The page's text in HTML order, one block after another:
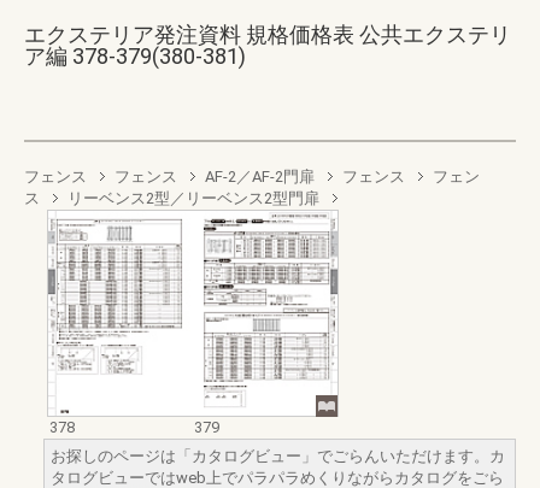
エクステリア発注資料 規格価格表 公共エクステリ
ア編 378-379(380-381)
フェンス フェンス AF-2／AF-2門扉 フェンス
フェン
ス
リーベンス2型／リーベンス2型門扉
378
379
お探しのページは「カタログビュー」でごらんいただけます。カ
タログビューではweb上でパラパラめくりながらカタログをごら